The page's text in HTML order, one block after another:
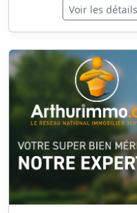
Voir les détails